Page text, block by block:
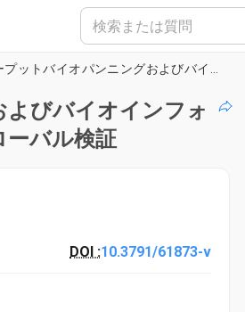
びバイオインフォ
ーバル検証
DOI :10.3791/61873-v